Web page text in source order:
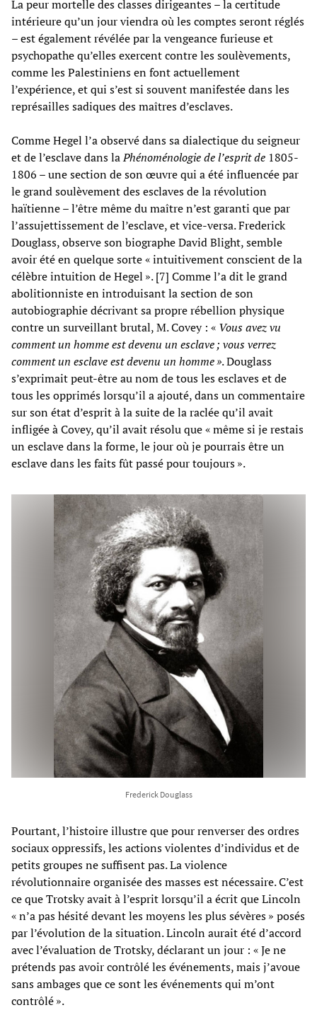
La peur mortelle des classes dirigeantes – la certitude
intérieure qu’un jour viendra où les comptes seront réglés
– est également révélée par la vengeance furieuse et
psychopathe qu’elles exercent contre les soulèvements,
comme les Palestiniens en font actuellement
l’expérience, et qui s’est si souvent manifestée dans les
représailles sadiques des maîtres d’esclaves.
Comme Hegel l’a observé dans sa dialectique du seigneur
et de l’esclave dans laPhénoménologie de l’esprit de 1805-
1806 – une section de son œuvre qui a été influencée par
le grand soulèvement des esclaves de la révolution
haïtienne – l’être même du maître n’est garanti que par
l’assujettissement de l’esclave, et vice-versa. Frederick
Douglass, observe son biographe David Blight, semble
avoir été en quelque sorte « intuitivement conscient de la
célèbre intuition de Hegel ». [7] Comme l’a dit le grand
abolitionniste en introduisant la section de son
autobiographie décrivant sa propre rébellion physique
contre un surveillant brutal, M. Covey : « Vous avez vu
comment un homme est devenu un esclave ; vous verrez
comment un esclave est devenu un homme ». Douglass
s’exprimait peut-être au nom de tous les esclaves et de
tous les opprimés lorsqu’il a ajouté, dans un commentaire
sur son état d’esprit à la suite de la raclée qu’il avait
infligée à Covey, qu’il avait résolu que « même si je restais
un esclave dans la forme, le jour où je pourrais être un
esclave dans les faits fût passé pour toujours ».
Frederick Douglass
Pourtant, l’histoire illustre que pour renverser des ordres
sociaux oppressifs, les actions violentes d’individus et de
petits groupes ne suffisent pas. La violence
révolutionnaire organisée des masses est nécessaire. C’est
ce que Trotsky avait à l’esprit lorsqu’il a écrit que Lincoln
« n’a pas hésité devant les moyens les plus sévères » posés
par l’évolution de la situation. Lincoln aurait été d’accord
avec l’évaluation de Trotsky, déclarant un jour : « Je ne
prétends pas avoir contrôlé les événements, mais j’avoue
sans ambages que ce sont les événements qui m’ont
contrôlé ».